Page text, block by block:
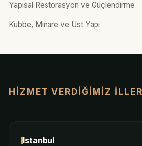
Yapısal Restorasyon ve Güçlendirme
Kubbe, Minare ve Üst Yapı
HIZMET VERDIĞIMIZ İLLER
Istanbul